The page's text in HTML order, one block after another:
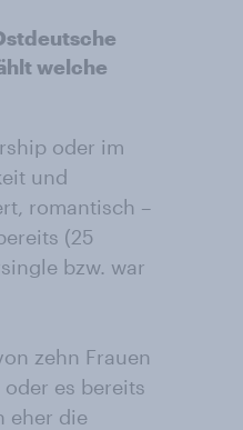
welche
oder im
und
romantisch –
(25
bzw. war
zehn Frauen
es bereits
eher die